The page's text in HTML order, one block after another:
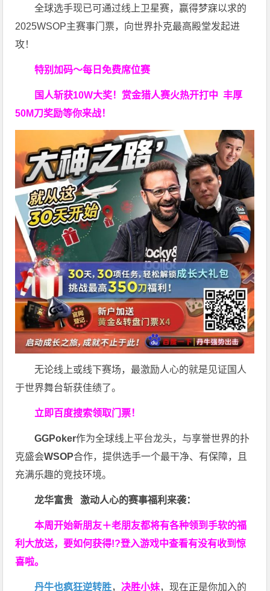
全球选手现已可通过线上卫星赛，赢得梦寐以求的
2025WSOP主赛事门票，向世界扑克最高殿堂发起进
攻！
特别加码～每日免费席位赛
国人斩获10W大奖！ 赏金猎人赛火热开打中 丰厚
50M刀奖励等你来战！
无论线上或线下赛场，最激励人心的就是见证国人
于世界舞台斩获佳绩了。
立即百度搜索领取门票！
GGPoker作为全球线上平台龙头，与享誉世界的扑
克盛会WSOP合作，提供选手一个最干净、有保障，且
充满乐趣的竞技环境。
龙华富贵 激动人心的赛事福利来袭：
本周开始新朋友＋老朋友都将有各种领到手软的福
利大放送，要如何获得!?登入游戏中查看有没有收到惊
喜啦。
丹牛也疯狂逆转胜， 决胜小妹，现在正是你加入的